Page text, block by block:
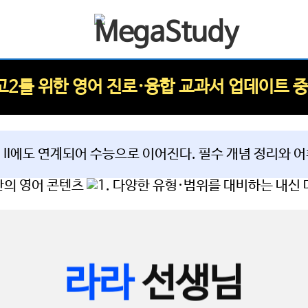
2를 위한 영어 진로·융합 교과서 업데이트
강좌 자세히 보기
라라선생님